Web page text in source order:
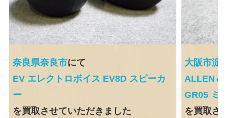
奈良県奈良市にて
EV エレクトロボイス EV8D スピーカ
ー
を買取させていただきました
大阪市淀
ALLEN＆
GR05 ミ
を買取さ